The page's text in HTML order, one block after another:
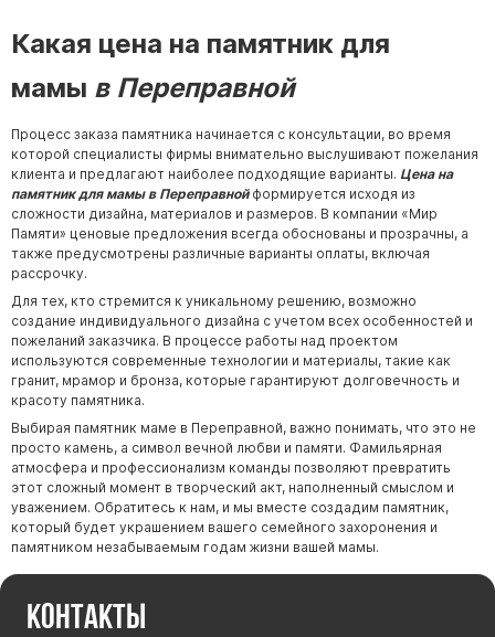
Какая цена на памятник для
мамы в Переправной
Процесс заказа памятника начинается с консультации, во время
которой специалисты фирмы внимательно выслушивают пожелания
клиента и предлагают наиболее подходящие варианты. Цена на
памятник для мамы в Переправнойформируется исходя из
сложности дизайна, материалов и размеров. В компании «Мир
Памяти» ценовые предложения всегда обоснованы и прозрачны, а
также предусмотрены различные варианты оплаты, включая
рассрочку.
Для тех, кто стремится к уникальному решению, возможно
создание индивидуального дизайна с учетом всех особенностей и
пожеланий заказчика. В процессе работы над проектом
используются современные технологии и материалы, такие как
гранит, мрамор и бронза, которые гарантируют долговечность и
красоту памятника.
Выбирая памятник маме в Переправной, важно понимать, что это не
просто камень, а символ вечной любви и памяти. Фамильярная
атмосфера и профессионализм команды позволяют превратить
этот сложный момент в творческий акт, наполненный смыслом и
уважением. Обратитесь к нам, и мы вместе создадим памятник,
который будет украшением вашего семейного захоронения и
памятником незабываемым годам жизни вашей мамы.
Контакты